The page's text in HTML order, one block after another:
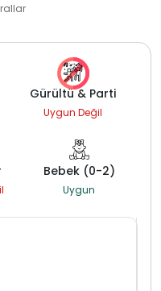
Gürültü & Parti
Uygun Değil
Bebek (0-2)
Uygun